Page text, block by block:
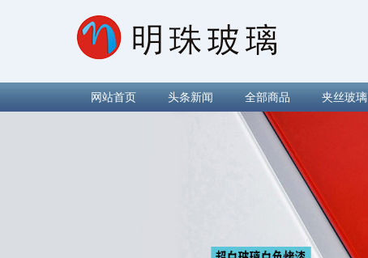
网站首页 头条新闻 全部商品 夹丝玻璃